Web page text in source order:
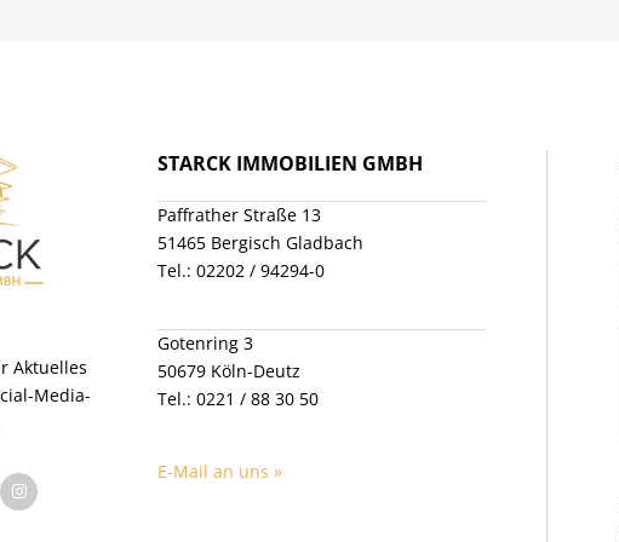
Kosten kommen auf
kostenlose Online-
Diese Dokumente
Aktuelles
Media-
STARCK IMMOBILIEN GMBH
Paffrather Straße 13
51465 Bergisch Gladbach
Tel.: 02202 / 94294-0
Gotenring 3
50679 Köln-Deutz
Tel.: 0221 / 88 30 50
E-Mail an uns »